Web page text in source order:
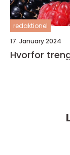
redaktionel
17. January 2024
Hvorfor